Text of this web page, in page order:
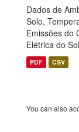
Dados de
Solo,
Emissões do
Elétrica do
PDF CSV
You can also